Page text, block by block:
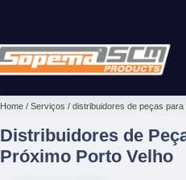
Home Serviços distribuidores de peças para
Distribuidores de
Próximo Porto Velho